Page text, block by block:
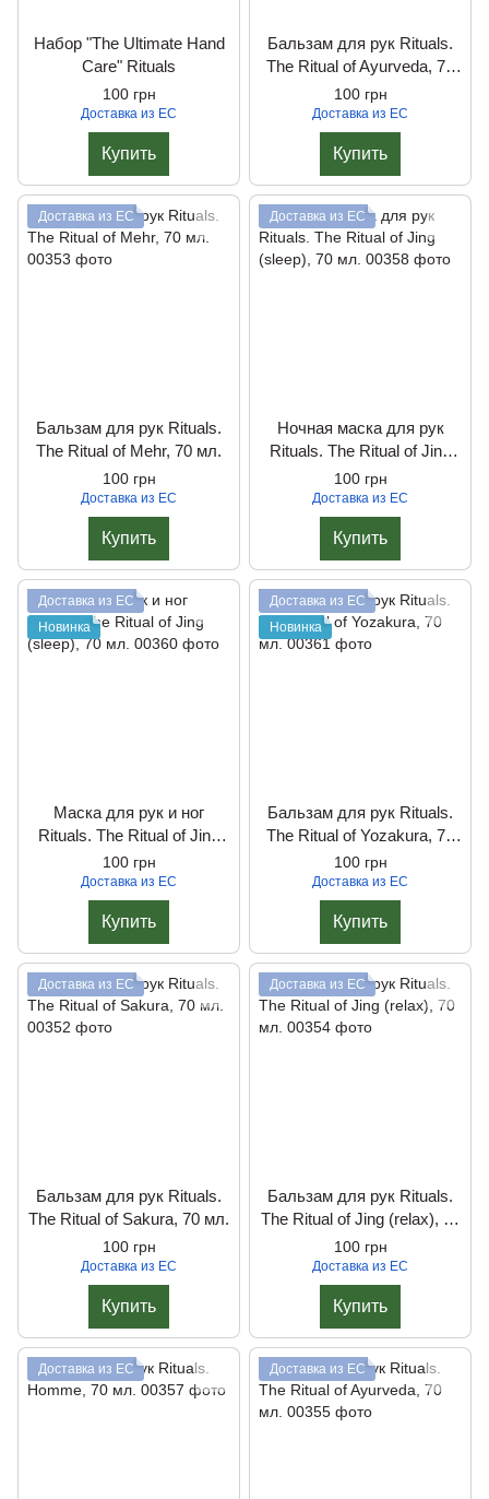
Набор "The Ultimate Hand
Care" Rituals
100 грн
Доставка из ЕС
Купить
Бальзам для рук Rituals.
The Ritual of Ayurveda, 70
мл.
100 грн
Доставка из ЕС
Купить
Доставка из ЕС
Бальзам для рук Rituals.
The Ritual of Mehr, 70 мл.
100 грн
Доставка из ЕС
Купить
Доставка из ЕС
Ночная маска для рук
Rituals. The Ritual of Jing
(sleep), 70 мл.
100 грн
Доставка из ЕС
Купить
Доставка из ЕС
Новинка
Маска для рук и ног
Rituals. The Ritual of Jing
(sleep), 70 мл.
100 грн
Доставка из ЕС
Купить
Доставка из ЕС
Новинка
Бальзам для рук Rituals.
The Ritual of Yozakura, 70
мл.
100 грн
Доставка из ЕС
Купить
Доставка из ЕС
Бальзам для рук Rituals.
The Ritual of Sakura, 70 мл.
100 грн
Доставка из ЕС
Купить
Доставка из ЕС
Бальзам для рук Rituals.
The Ritual of Jing (relax), 70
мл.
100 грн
Доставка из ЕС
Купить
Доставка из ЕС Доставка из ЕС